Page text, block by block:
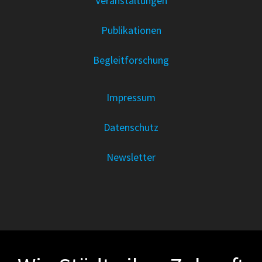
Publikationen
Begleitforschung
Impressum
Datenschutz
Newsletter